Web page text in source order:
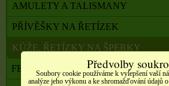
AMULETY A TALISMANY
PŘÍVĚŠKY NA ŘETÍZEK
KŮŽE, ŘETÍZKY NA ŠPERKY
FENG SHUI, ORG. PYRAMIDY,
Předvolby
Soubory cookie používáme k vylepšení vaší
analýze jeho výkonu a ke shromažďování údajů